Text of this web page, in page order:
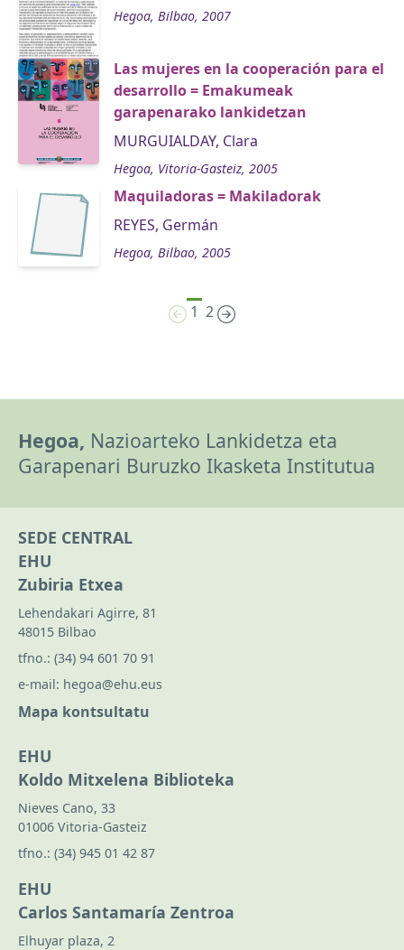
Hegoa, Bilbao, 2007
Las mujeres en la cooperación para el
desarrollo = Emakumeak
garapenarako lankidetzan
MURGUIALDAY, Clara
Hegoa, Vitoria-Gasteiz, 2005
Maquiladoras = Makiladorak
REYES, Germán
Hegoa, Bilbao, 2005
1 2
Hegoa, Nazioarteko Lankidetza eta
Garapenari Buruzko Ikasketa Institutua
SEDE CENTRAL
EHU
Zubiria Etxea
Lehendakari Agirre, 81
48015 Bilbao
tfno.: (34) 94 601 70 91
e-mail: hegoa@ehu.eus
Mapa kontsultatu
EHU
Koldo Mitxelena Biblioteka
Nieves Cano, 33
01006 Vitoria-Gasteiz
tfno.: (34) 945 01 42 87
EHU
Carlos Santamaría Zentroa
Elhuyar plaza, 2